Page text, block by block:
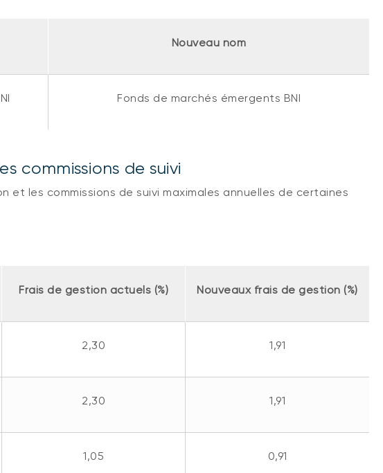
Nouveau nom
Fonds de marchés émergents BNI
commissions de suivi
et les commissions de suivi maximales annuelles de certaines
Frais de gestion actuels (%) Nouveaux frais de gestion (%)
2,30 1,91
2,30 1,91
1,05 0,91